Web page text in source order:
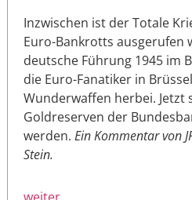
Inzwischen ist der Totale
Euro-Bankrotts ausgerufen
deutsche Führung 1945 im
die Euro-Fanatiker in
Wunderwaffen herbei. Jetzt
Goldreserven der
werden. Ein Kommentar von
Stein.